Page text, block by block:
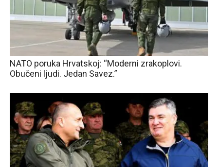
NATO poruka Hrvatskoj: “Moderni zrakoplovi.
Obučeni ljudi. Jedan Savez.”